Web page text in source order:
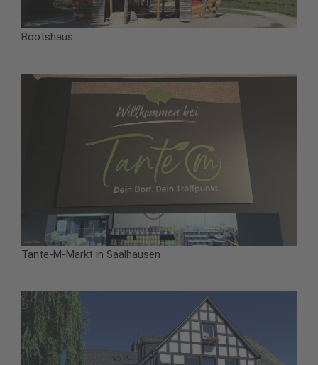
Bootshaus
Tante-M-Markt in Saalhausen